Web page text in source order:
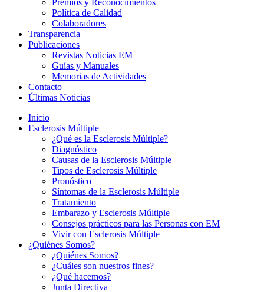
Premios y Reconocimientos
Política de Calidad
Colaboradores
Transparencia
Publicaciones
Revistas Noticias EM
Guías y Manuales
Memorias de Actividades
Contacto
Últimas Noticias
Inicio
Esclerosis Múltiple
¿Qué es la Esclerosis Múltiple?
Diagnóstico
Causas de la Esclerosis Múltiple
Tipos de Esclerosis Múltiple
Pronóstico
Síntomas de la Esclerosis Múltiple
Tratamiento
Embarazo y Esclerosis Múltiple
Consejos prácticos para las Personas con EM
Vivir con Esclerosis Múltiple
¿Quiénes Somos?
¿Quiénes Somos?
¿Cuáles son nuestros fines?
¿Qué hacemos?
Junta Directiva